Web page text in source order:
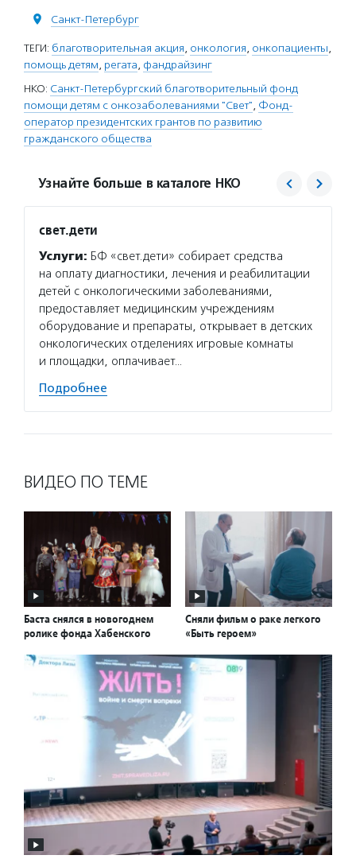
Санкт-Петербург
ТЕГИ: благотворительная акция, онкология, онкопациенты,
помощь детям, регата, фандрайзинг
НКО: Санкт-Петербургский благотворительный фонд
помощи детям с онкозаболеваниями "Свет", Фонд-
оператор президентских грантов по развитию
гражданского общества
Узнайте больше в каталоге НКО
свет.дети
Услуги: БФ «свет.дети» собирает средства
на оплату диагностики, лечения и реабилитации
детей с онкологическими заболеваниями,
предоставляет медицинским учреждениям
оборудование и препараты, открывает в детских
онкологических отделениях игровые комнаты
и площадки, оплачивает…
Подробнее
ВИДЕО ПО ТЕМЕ
Баста снялся в новогоднем
ролике фонда Хабенского
Сняли фильм о раке легкого
«Быть героем»